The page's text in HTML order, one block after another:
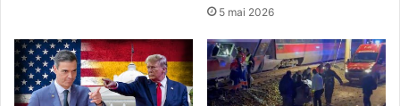
5 mai 2026